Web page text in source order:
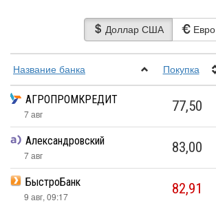
Доллар США Евро
Название банка Покупка
АГРОПРОМКРЕДИТ
7 авг 77,50
Александровский
7 авг 83,00
БыстроБанк
9 авг, 09:17 82,91